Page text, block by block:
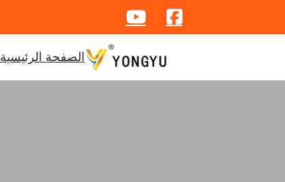
الصفحة الرئيسية